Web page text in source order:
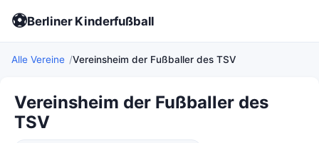
⚽Berliner Kinderfußball
Alle Vereine Vereinsheim der Fußballer des TSV
Vereinsheim der Fußballer des
TSV